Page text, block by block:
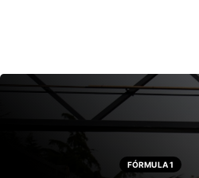
FÓRMULA 1